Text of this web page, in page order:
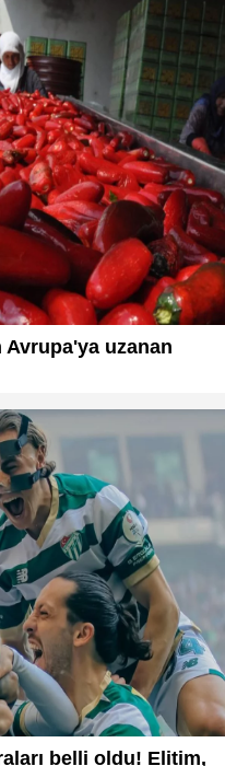
uzanan
belli oldu! Elitim,